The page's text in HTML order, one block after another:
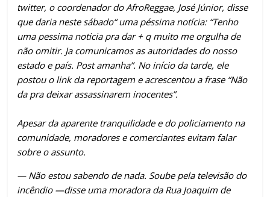
twitter, o coordenador do AfroReggae, José Júnior, disse
que daria neste sábado“ uma péssima notícia: “Tenho
uma pessima noticia pra dar + q muito me orgulha de
não omitir. Ja comunicamos as autoridades do nosso
estado e país. Post amanha”. No início da tarde, ele
postou o link da reportagem e acrescentou a frase “Não
da pra deixar assassinarem inocentes”.
Apesar da aparente tranquilidade e do policiamento na
comunidade, moradores e comerciantes evitam falar
sobre o assunto.
— Não estou sabendo de nada. Soube pela televisão do
incêndio —disse uma moradora da Rua Joaquim de